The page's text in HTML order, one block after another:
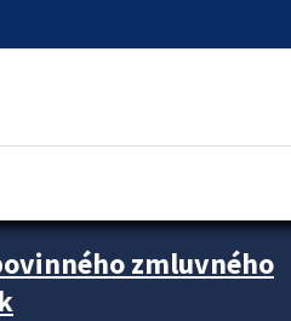
zmluvného